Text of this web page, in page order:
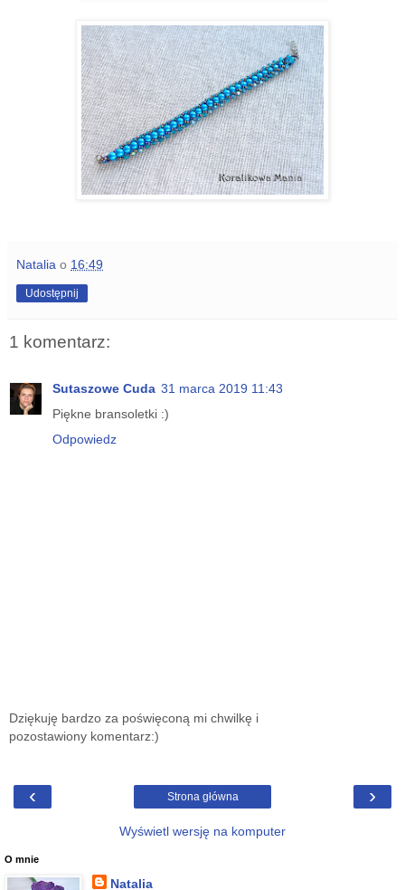
Natalia o 16:49
Udostępnij
1 komentarz:
Sutaszowe Cuda 31 marca 2019 11:43
Piękne bransoletki :)
Odpowiedz
Dziękuję bardzo za poświęconą mi chwilkę i
pozostawiony komentarz:)
‹ ›
Strona główna
Wyświetl wersję na komputer
O mnie
Natalia